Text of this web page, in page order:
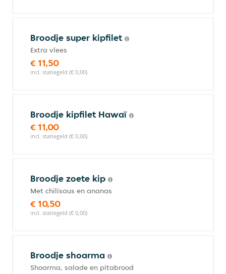
Broodje super kipfilet
Extra vlees
€ 11,50
incl. statiegeld (€ 0,00)
Broodje kipfilet Hawaï
€ 11,00
incl. statiegeld (€ 0,00)
Broodje zoete kip
Met chilisaus en ananas
€ 10,50
incl. statiegeld (€ 0,00)
Broodje shoarma
Shoarma, salade en pitabrood